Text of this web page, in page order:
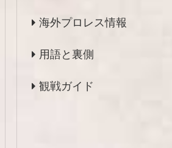
海外プロレス情報
用語と裏側
観戦ガイド